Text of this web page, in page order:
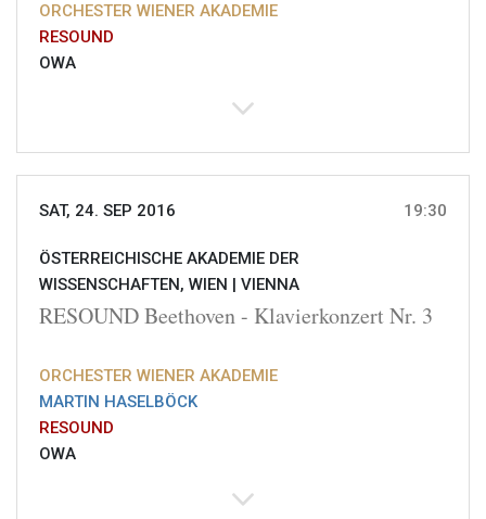
ORCHESTER WIENER AKADEMIE
RESOUND
OWA
SAT, 24. SEP 2016 19:30
ÖSTERREICHISCHE AKADEMIE DER
WISSENSCHAFTEN, WIEN | VIENNA
RESOUND Beethoven - Klavierkonzert Nr. 3
ORCHESTER WIENER AKADEMIE
MARTIN HASELBÖCK
RESOUND
OWA